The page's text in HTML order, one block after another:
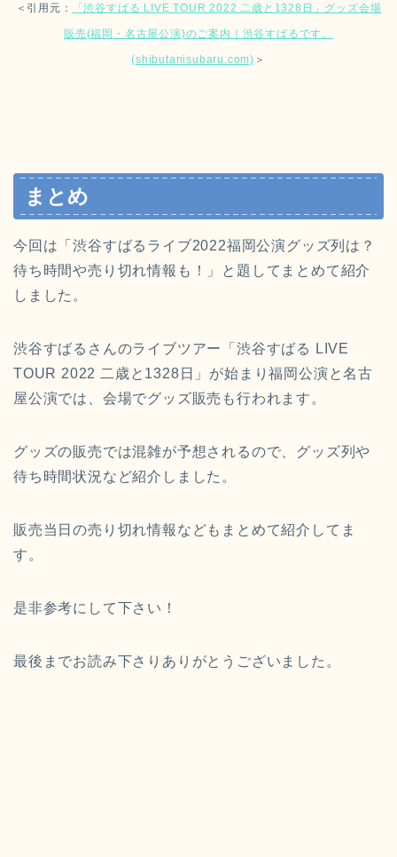
＜引用元： 「渋谷すばる LIVE TOUR 2022 二歳と1328日」グッズ会場
販売(福岡・名古屋公演)のご案内｜渋谷すばるです。
(shibutanisubaru.com) ＞
まとめ
今回は「渋谷すばるライブ2022福岡公演グッズ列は？
待ち時間や売り切れ情報も！」と題してまとめて紹介
しました。
渋谷すばるさんのライブツアー「渋谷すばる LIVE
TOUR 2022 二歳と1328日」が始まり福岡公演と名古
屋公演では、会場でグッズ販売も行われます。
グッズの販売では混雑が予想されるので、グッズ列や
待ち時間状況など紹介しました。
販売当日の売り切れ情報などもまとめて紹介してま
す。
是非参考にして下さい！
最後までお読み下さりありがとうございました。